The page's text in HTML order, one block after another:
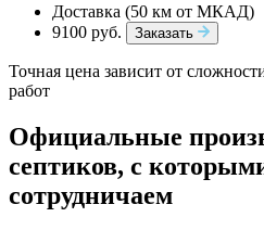
Доставка (50 км от МКАД)
9100 руб.
Заказать
Точная цена зависит от
работ
Официальные
септиков, с
сотрудничаем